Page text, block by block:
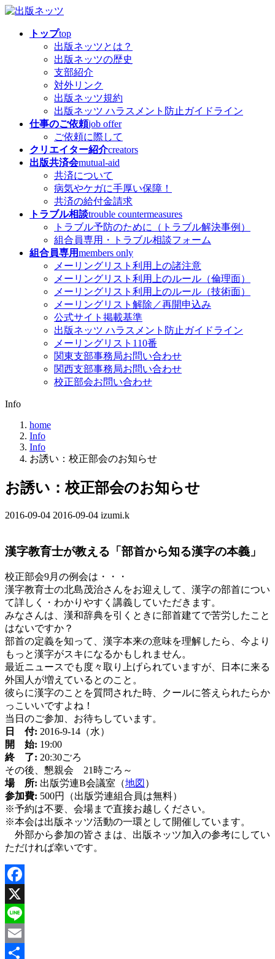
コ
ナ
トップtop
出版ネッツとは？
出版ネッツの歴史
支部紹介
対外リンク
出版ネッツ規約
出版ネッツ ハラスメント防止ガイドライン
仕事のご依頼job offer
ご依頼に際して
クリエイター紹介creators
出版共済会mutual-aid
共済について
病気やケガに手厚い保障！
共済の給付金請求
トラブル相談trouble countermeasures
トラブル予防のために（トラブル解決事例）
組合員専用・トラブル相談フォーム
組合員専用members only
メーリングリスト利用上の諸注意
メーリングリスト利用上のルール（倫理面）
メーリングリスト利用上のルール（技術面）
メーリングリスト解除／再開申込み
公式サイト掲載基準
出版ネッツ ハラスメント防止ガイドライン
メーリングリスト110番
関東支部事務局お問い合わせ
関西支部事務局お問い合わせ
校正部会お問い合わせ
Info
home
Info
Info
お誘い：校正部会のお知らせ
お誘い：校正部会のお知らせ
2016-09-04 最
新
時
:
2016-09-04 izumi.k
漢字教育士が教える「部首から知る漢字の本義」
校正部会9月の例会は・・・
漢字教育士の北島茂治さんをお迎えして、漢字の部首につい
て詳しく・わかりやすく講義していただきます。
みなさんは、漢和辞典を引くときに部首建てで苦労したこと
はないですか？
部首の定義を知って、漢字本来の意味を理解したら、今より
もっと漢字がスキになるかもしれません。
最近ニュースでも度々取り上げられていますが、日本に来る
外国人が増えているとのこと。
彼らに漢字のことを質問された時、クールに答えられたらか
っこいいですよね！
当日のご参加、お待ちしています。
日 付: 2016-9-14（水）
開 始: 19:00
終 了: 20:30ごろ
その後、懇親会 21時ごろ～
場 所: 出版労連B会議室（地図 ）
参加費: 500円（出版労連組合員は無料）
※予約は不要、会場まで直接お越しください。
※本会は出版ネッツ活動の一環として開催しています。
外部から参加の皆さまは、出版ネッツ加入の参考にしてい
ただければ幸いです。
Facebook
X
Line
Email